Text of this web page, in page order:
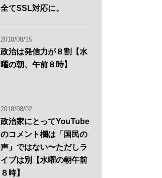
全てSSL対応に。
2018/08/15
政治は発信力が８割【水
曜の朝、午前８時】
2018/08/02
政治家にとってYouTube
のコメント欄は「国民の
声」ではない〜ただしラ
イブは別【水曜の朝午前
８時】